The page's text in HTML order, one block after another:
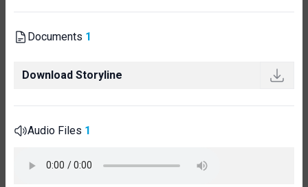
Documents 1
Download Storyline
Audio Files 1